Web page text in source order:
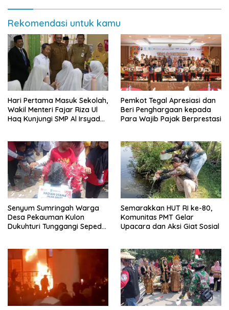
Rekomendasi untuk kamu
Hari Pertama Masuk Sekolah,
Wakil Menteri Fajar Riza Ul
Haq Kunjungi SMP Al Irsyad
Pemkot Tegal Apresiasi dan
Beri Penghargaan kepada
Para Wajib Pajak Berprestasi
Senyum Sumringah Warga
Desa Pekauman Kulon
Dukuhturi Tunggangi Sepeda
Semarakkan HUT RI ke-80,
Komunitas PMT Gelar
Upacara dan Aksi Giat Sosial